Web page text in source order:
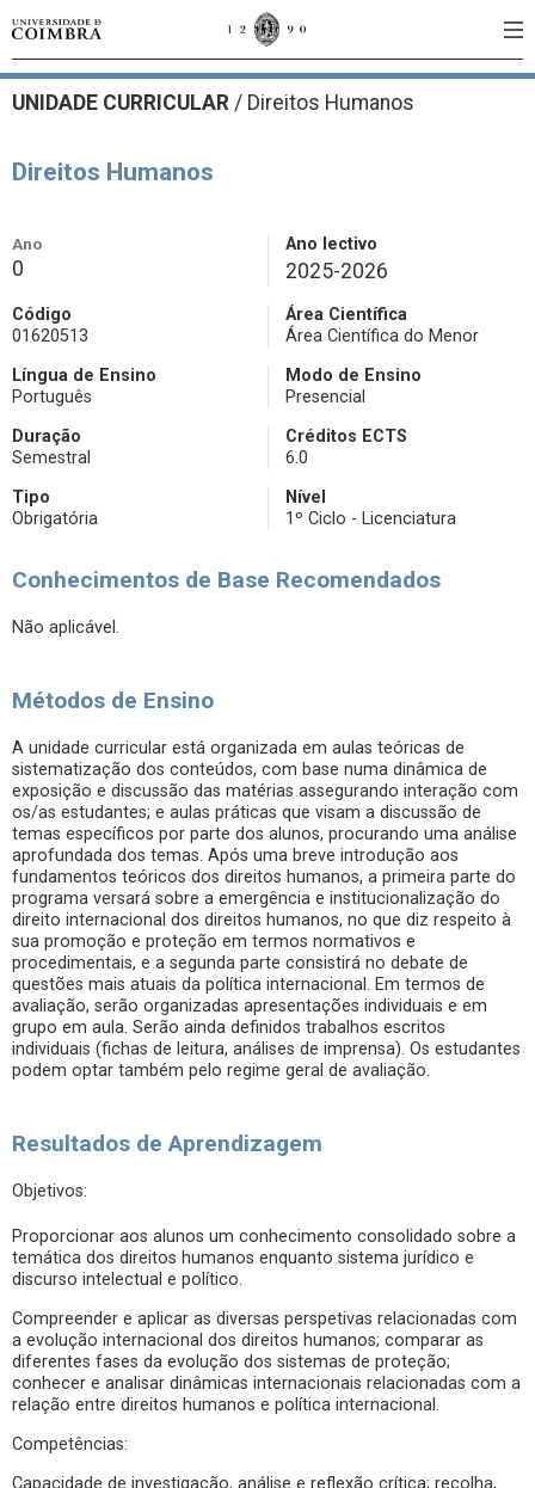
UNIDADE CURRICULAR / Direitos Humanos
Direitos Humanos
Ano
0
Ano lectivo
2025-2026
Código
01620513
Área Científica
Área Científica do Menor
Língua de Ensino
Português
Modo de Ensino
Presencial
Duração
Semestral
Créditos ECTS
6.0
Tipo
Obrigatória
Nível
1º Ciclo - Licenciatura
Conhecimentos de Base Recomendados
Não aplicável.
Métodos de Ensino
A unidade curricular está organizada em aulas teóricas de
sistematização dos conteúdos, com base numa dinâmica de
exposição e discussão das matérias assegurando interação com
os/as estudantes; e aulas práticas que visam a discussão de
temas específicos por parte dos alunos, procurando uma análise
aprofundada dos temas. Após uma breve introdução aos
fundamentos teóricos dos direitos humanos, a primeira parte do
programa versará sobre a emergência e institucionalização do
direito internacional dos direitos humanos, no que diz respeito à
sua promoção e proteção em termos normativos e
procedimentais, e a segunda parte consistirá no debate de
questões mais atuais da política internacional. Em termos de
avaliação, serão organizadas apresentações individuais e em
grupo em aula. Serão ainda definidos trabalhos escritos
individuais (fichas de leitura, análises de imprensa). Os estudantes
podem optar também pelo regime geral de avaliação.
Resultados de Aprendizagem
Objetivos:
Proporcionar aos alunos um conhecimento consolidado sobre a
temática dos direitos humanos enquanto sistema jurídico e
discurso intelectual e político.
Compreender e aplicar as diversas perspetivas relacionadas com
a evolução internacional dos direitos humanos; comparar as
diferentes fases da evolução dos sistemas de proteção;
conhecer e analisar dinâmicas internacionais relacionadas com a
relação entre direitos humanos e política internacional.
Competências:
Capacidade de investigação, análise e reflexão crítica; recolha,